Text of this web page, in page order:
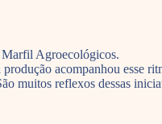
Agroecológicos.
acompanhou esse
muitos reflexos dessas